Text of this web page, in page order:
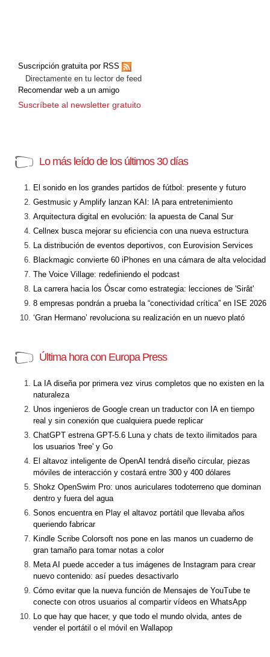
Suscripción gratuita por RSS
Directamente en tu lector de feed
Recomendar web a un amigo
Suscríbete al newsletter gratuito
Lo más leído de los últimos 30 días
El sonido en los grandes partidos de fútbol: presente y futuro
Gestmusic y Amplify lanzan KAI: IA para entretenimiento
Arquitectura digital en evolución: la apuesta de Canal Sur
Cellnex busca mejorar su eficiencia con una nueva estructura
La distribución de eventos deportivos, con Eurovision Services
Blackmagic convierte 60 iPhones en una cámara de alta velocidad
The Voice Village: redefiniendo el podcast
La carrera hacia los Óscar como estrategia: lecciones de 'Sirât'
8 empresas pondrán a prueba la “conectividad crítica” en ISE 2026
‘Gran Hermano’ revoluciona su realización en un nuevo plató
Última hora con Europa Press
La IA diseña por primera vez virus completos que no existen en la
naturaleza
Unos ingenieros de Google crean un traductor con IA en tiempo
real y sin conexión que cualquiera puede replicar
ChatGPT estrena GPT-5.6 Luna y chats de texto ilimitados para
los usuarios 'free' y Go
El altavoz inteligente de OpenAI tendrá diseño circular, piezas
móviles de interacción y costará entre 300 y 400 dólares
Shokz OpenSwim Pro: unos auriculares todoterreno que dominan
dentro y fuera del agua
Sonos encuentra en Play el altavoz portátil que llevaba años
queriendo fabricar
Kindle Scribe Colorsoft nos pone en las manos un cuaderno de
gran tamaño para tomar notas a color
Meta AI puede acceder a tus imágenes de Instagram para crear
nuevo contenido: así puedes desactivarlo
Cómo evitar que la nueva función de Mensajes de YouTube te
conecte con otros usuarios al compartir vídeos en WhatsApp
Lo que hay que hacer, y que todo el mundo olvida, antes de
vender el portátil o el móvil en Wallapop